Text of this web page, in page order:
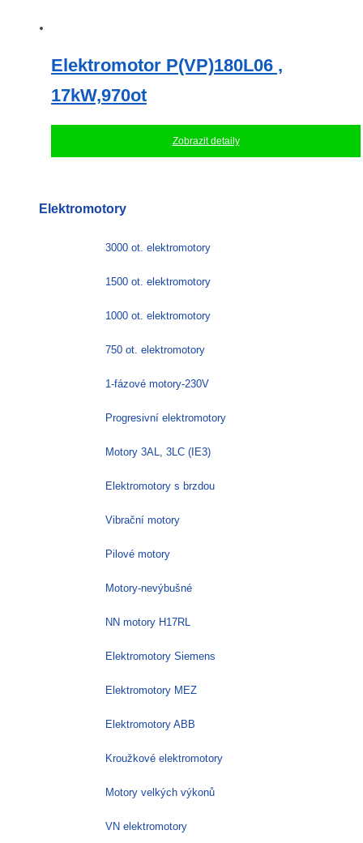
Elektromotor P(VP)180L06 ,
17kW,970ot
Zobrazit detaily
Elektromotory
3000 ot. elektromotory
1500 ot. elektromotory
1000 ot. elektromotory
750 ot. elektromotory
1-fázové motory-230V
Progresivní elektromotory
Motory 3AL, 3LC (IE3)
Elektromotory s brzdou
Vibrační motory
Pilové motory
Motory-nevýbušné
NN motory H17RL
Elektromotory Siemens
Elektromotory MEZ
Elektromotory ABB
Kroužkové elektromotory
Motory velkých výkonů
VN elektromotory